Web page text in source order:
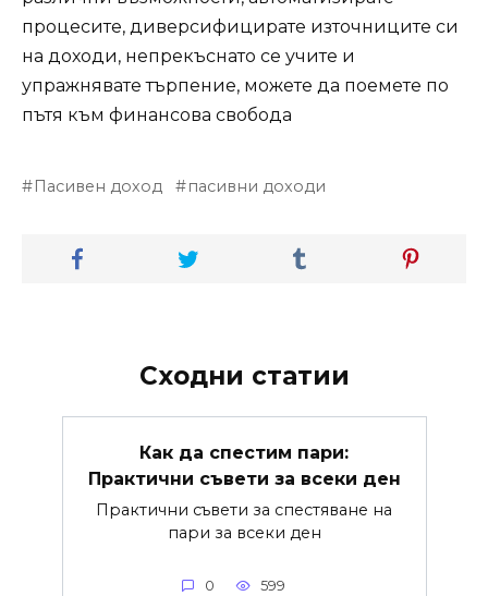
процесите, диверсифицирате източниците си
на доходи, непрекъснато се учите и
упражнявате търпение, можете да поемете по
пътя към финансова свобода
Пасивен доход пасивни доходи
Сходни статии
Как да спестим пари:
Практични съвети за всеки ден
Практични съвети за спестяване на
пари за всеки ден
0 599